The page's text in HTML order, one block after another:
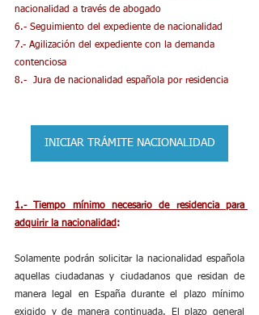
nacionalidad a través de abogado
6.- Seguimiento del expediente de nacionalidad
7.- Agilización del expediente con la demanda
contenciosa
8.-  Jura de nacionalidad española por residencia
INICIAR TRÁMITE NACIONALIDAD
1.- Tiempo mínimo necesario de residencia para
adquirir la nacionalidad:
​Solamente podrán solicitar la nacionalidad española
aquellas ciudadanas y ciudadanos que residan de
manera legal en España durante el plazo mínimo
exigido y de manera continuada. El plazo general